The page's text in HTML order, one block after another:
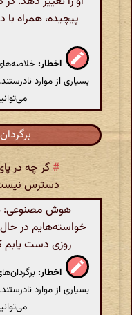
پیچیده، همراه با
اخطار:
بسیاری از موارد
# گر چه در
دسترس
هوش مصنوعی:
خواسته‌هایم در
روزی دست یابم
اخطار:
بسیاری از موارد